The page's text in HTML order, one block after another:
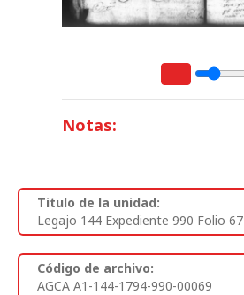
Notas:
Titulo de la unidad:
Legajo 144 Expediente 990 Folio 67
Código de archivo:
AGCA A1-144-1794-990-00069